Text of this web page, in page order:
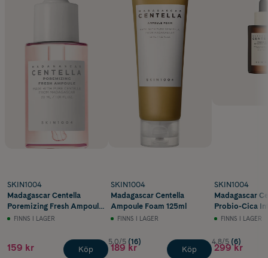
SKIN1004
Madagascar Centella
Poremizing Fresh Ampoule
30ml
FINNS I LAGER
159 kr Köp
SKIN1004
Madagascar Centella
Ampoule Foam 125ml
FINNS I LAGER
5.0/5 (16)
189 kr Köp
SKIN1004
Madagascar
Probio-Cica
Ampoule 50ml
FINNS I LAGER
4.8/5 (6)
299 kr